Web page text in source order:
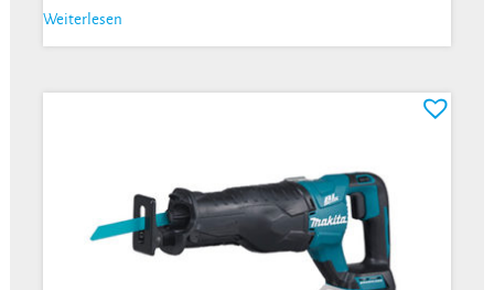
Weiterlesen